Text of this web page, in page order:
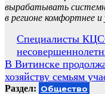
вырабатывать
в регионе комфортнее и
Навигация
по
записям
Специалисты
В Витинске
хозяйству семьям
Раздел: Общество